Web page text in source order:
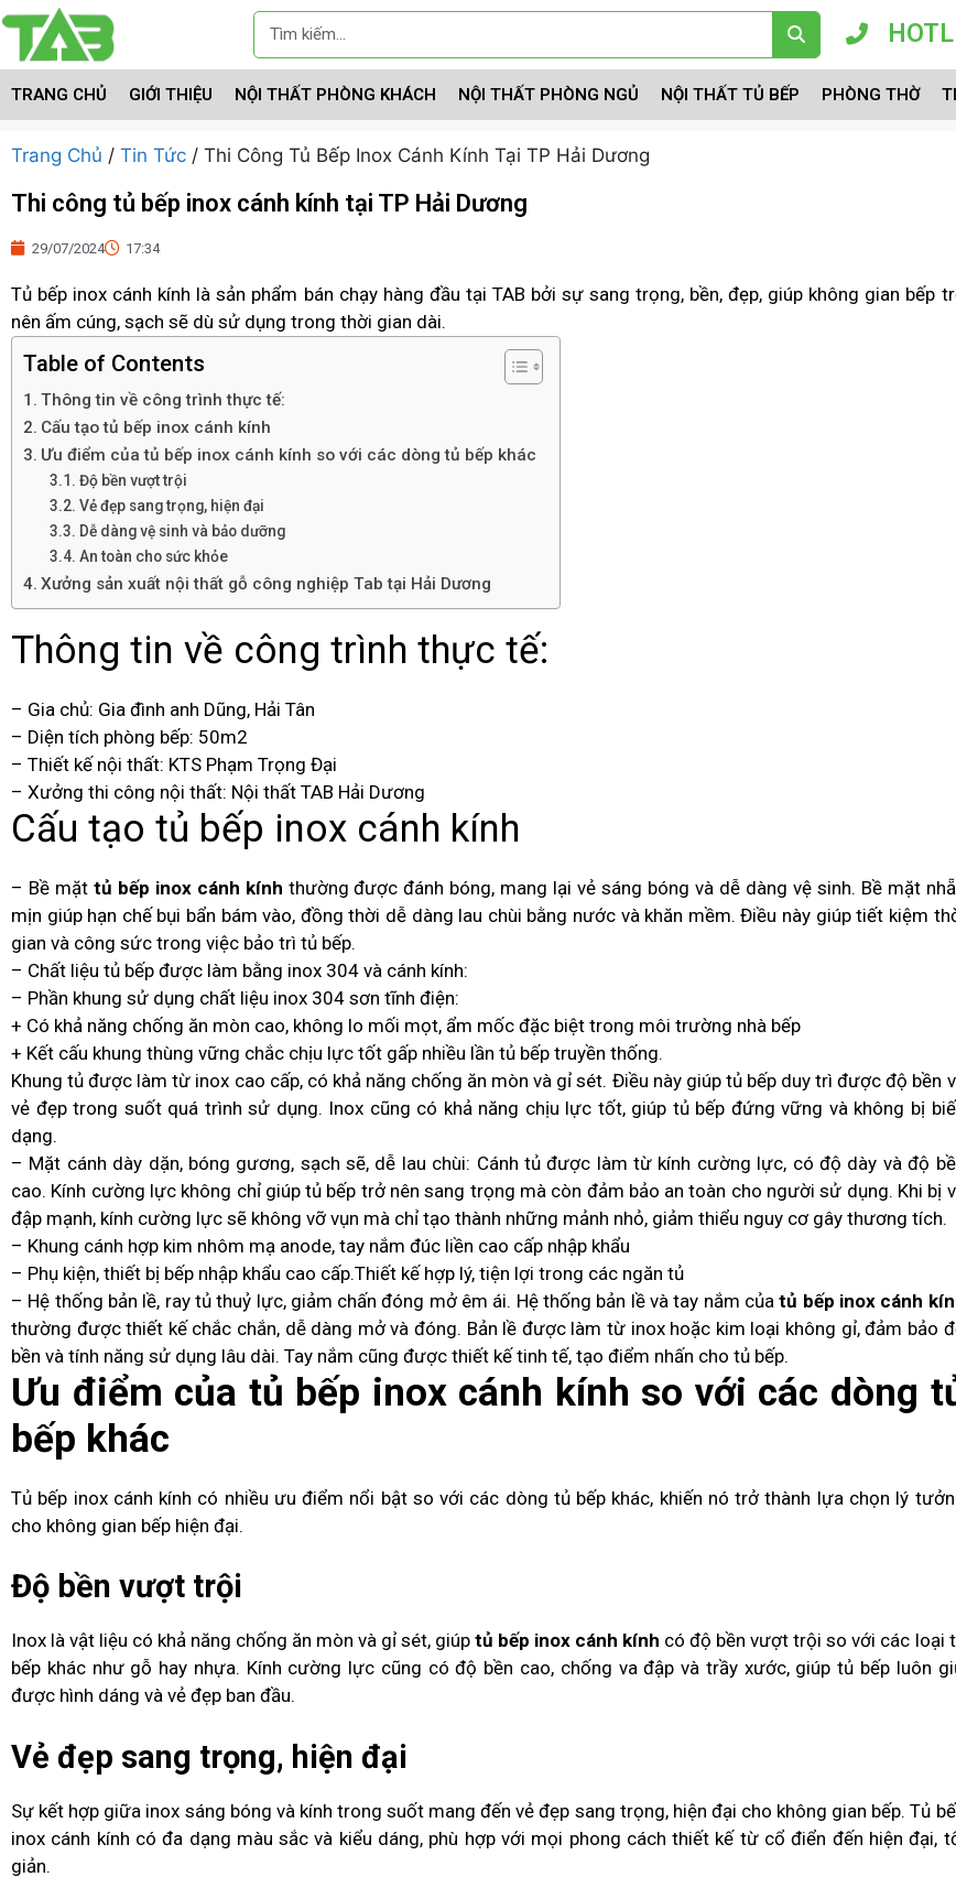
TRANG CHỦ GIỚI THIỆU NỘI THẤT PHÒNG KHÁCH NỘI THẤT PHÒNG NGỦ NỘI THẤT TỦ BẾP PHÒNG THỜ
Trang Chủ / Tin Tức / Thi Công Tủ Bếp Inox Cánh Kính Tại TP Hải Dương
Thi công tủ bếp inox cánh kính tại TP Hải Dương
29/07/2024 17:34
Tủ bếp inox cánh kính là sản phẩm bán chạy hàng đầu tại TAB bởi sự sang trọng, bền, đẹp, giúp không gian bếp
nên ấm cúng, sạch sẽ dù sử dụng trong thời gian dài.
Table of Contents
Thông tin về công trình thực tế:
Cấu tạo tủ bếp inox cánh kính
Ưu điểm của tủ bếp inox cánh kính so với các dòng tủ bếp khác
Độ bền vượt trội
Vẻ đẹp sang trọng, hiện đại
Dễ dàng vệ sinh và bảo dưỡng
An toàn cho sức khỏe
Xưởng sản xuất nội thất gỗ công nghiệp Tab tại Hải Dương
Thông tin về công trình thực tế:
– Gia chủ: Gia đình anh Dũng, Hải Tân
– Diện tích phòng bếp: 50m2
– Thiết kế nội thất: KTS Phạm Trọng Đại
– Xưởng thi công nội thất: Nội thất TAB Hải Dương
Cấu tạo tủ bếp inox cánh kính
– Bề mặt tủ bếp inox cánh kính thường được đánh bóng, mang lại vẻ sáng bóng và dễ dàng vệ sinh. Bề mặt
mịn giúp hạn chế bụi bẩn bám vào, đồng thời dễ dàng lau chùi bằng nước và khăn mềm. Điều này giúp tiết kiệm
gian và công sức trong việc bảo trì tủ bếp.
– Chất liệu tủ bếp được làm bằng inox 304 và cánh kính:
– Phần khung sử dụng chất liệu inox 304 sơn tĩnh điện:
+ Có khả năng chống ăn mòn cao, không lo mối mọt, ẩm mốc đặc biệt trong môi trường nhà bếp
+ Kết cấu khung thùng vững chắc chịu lực tốt gấp nhiều lần tủ bếp truyền thống.
Khung tủ được làm từ inox cao cấp, có khả năng chống ăn mòn và gỉ sét. Điều này giúp tủ bếp duy trì được độ bền
vẻ đẹp trong suốt quá trình sử dụng. Inox cũng có khả năng chịu lực tốt, giúp tủ bếp đứng vững và không bị
dạng.
– Mặt cánh dày dặn, bóng gương, sạch sẽ, dễ lau chùi: Cánh tủ được làm từ kính cường lực, có độ dày và độ
cao. Kính cường lực không chỉ giúp tủ bếp trở nên sang trọng mà còn đảm bảo an toàn cho người sử dụng. Khi bị
đập mạnh, kính cường lực sẽ không vỡ vụn mà chỉ tạo thành những mảnh nhỏ, giảm thiểu nguy cơ gây thương tích.
– Khung cánh hợp kim nhôm mạ anode, tay nắm đúc liền cao cấp nhập khẩu
– Phụ kiện, thiết bị bếp nhập khẩu cao cấp.Thiết kế hợp lý, tiện lợi trong các ngăn tủ
– Hệ thống bản lề, ray tủ thuỷ lực, giảm chấn đóng mở êm ái. Hệ thống bản lề và tay nắm củatủ bếp inox cánh
thường được thiết kế chắc chắn, dễ dàng mở và đóng. Bản lề được làm từ inox hoặc kim loại không gỉ, đảm bảo
bền và tính năng sử dụng lâu dài. Tay nắm cũng được thiết kế tinh tế, tạo điểm nhấn cho tủ bếp.
Ưu điểm của tủ bếp inox cánh kính so với các dòng
bếp khác
Tủ bếp inox cánh kính có nhiều ưu điểm nổi bật so với các dòng tủ bếp khác, khiến nó trở thành lựa chọn lý
cho không gian bếp hiện đại.
Độ bền vượt trội
Inox là vật liệu có khả năng chống ăn mòn và gỉ sét, giúptủ bếp inox cánh kính có độ bền vượt trội so với các loại
bếp khác như gỗ hay nhựa. Kính cường lực cũng có độ bền cao, chống va đập và trầy xước, giúp tủ bếp luôn
được hình dáng và vẻ đẹp ban đầu.
Vẻ đẹp sang trọng, hiện đại
Sự kết hợp giữa inox sáng bóng và kính trong suốt mang đến vẻ đẹp sang trọng, hiện đại cho không gian bếp. Tủ
inox cánh kính có đa dạng màu sắc và kiểu dáng, phù hợp với mọi phong cách thiết kế từ cổ điển đến hiện đại,
giản.